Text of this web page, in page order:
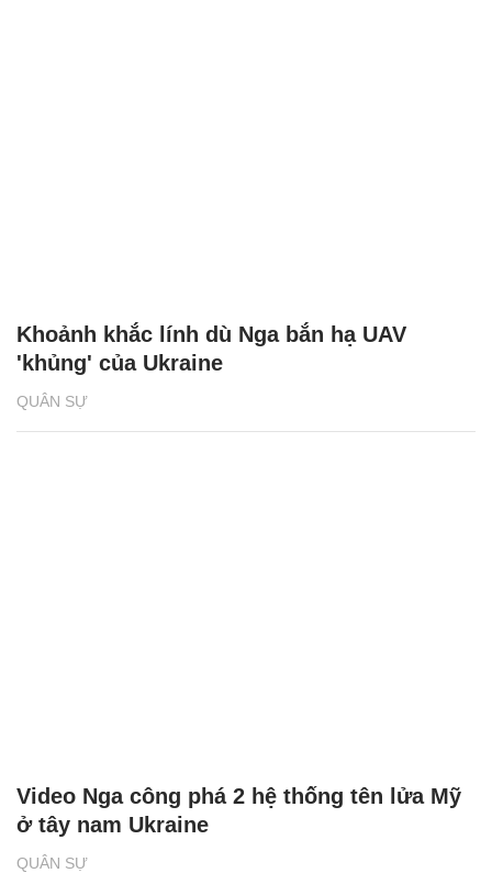
QUÂN SỰ
Khoảnh khắc lính dù Nga bắn hạ UAV
'khủng' của Ukraine
QUÂN SỰ
Video Nga công phá 2 hệ thống tên lửa Mỹ
ở tây nam Ukraine